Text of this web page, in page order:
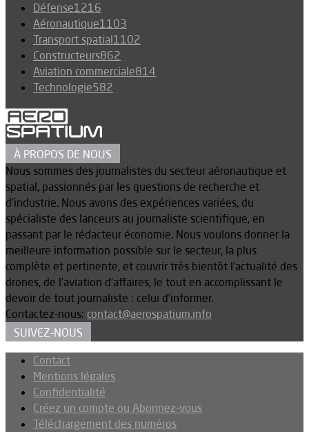
Défense1216
Aéronautique1103
Transport spatial1102
Constructeurs862
Aviation commerciale814
Technologie582
À PROPOS DE NOUS
Nous sommes des journalistes du secteur aéronautique et
spatial, passionnés par les questions de recherche et
d’industrie. Nous avons des expériences variées, du
spécialiste des lanceurs au journaliste scientifique, en
passant par le rédacteur économie. Nous voulons donner la
meilleure information possible sur le secteur, la plus
complète et pertinente, et couvrir très bientôt l’actualité des
drones, de l’aviation d’affaires, le tout en accomplissant le
devoir de tout journaliste : celui d’informer.
Contactez-nous: contact@aerospatium.info
SUIVEZ-NOUS
Contact
Mentions légales
Confidentialité
Créez un compte ou Abonnez-vous
Téléchargement des numéros